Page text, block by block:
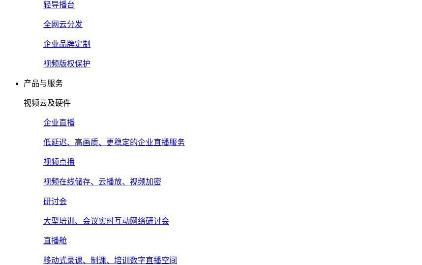
轻导播台
全网云分发
企业品牌定制
视频版权保护
产品与服务
视频云及硬件
企业直播
低延迟、高画质、更稳定的企业直播服务
视频点播
视频在线储存、云播放、视频加密
研讨会
大型培训、会议实时互动网络研讨会
直播舱
移动式录课、制课、培训数字直播空间